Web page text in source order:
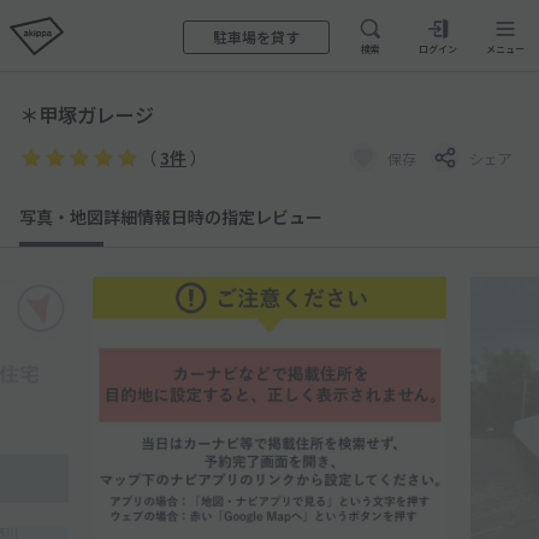
駐車場を貸す
検索 ログイン メニュー
＊甲塚ガレージ
（ 3件 ） 保存 シェア
写真・地図詳細情報日時の指定 レビュー